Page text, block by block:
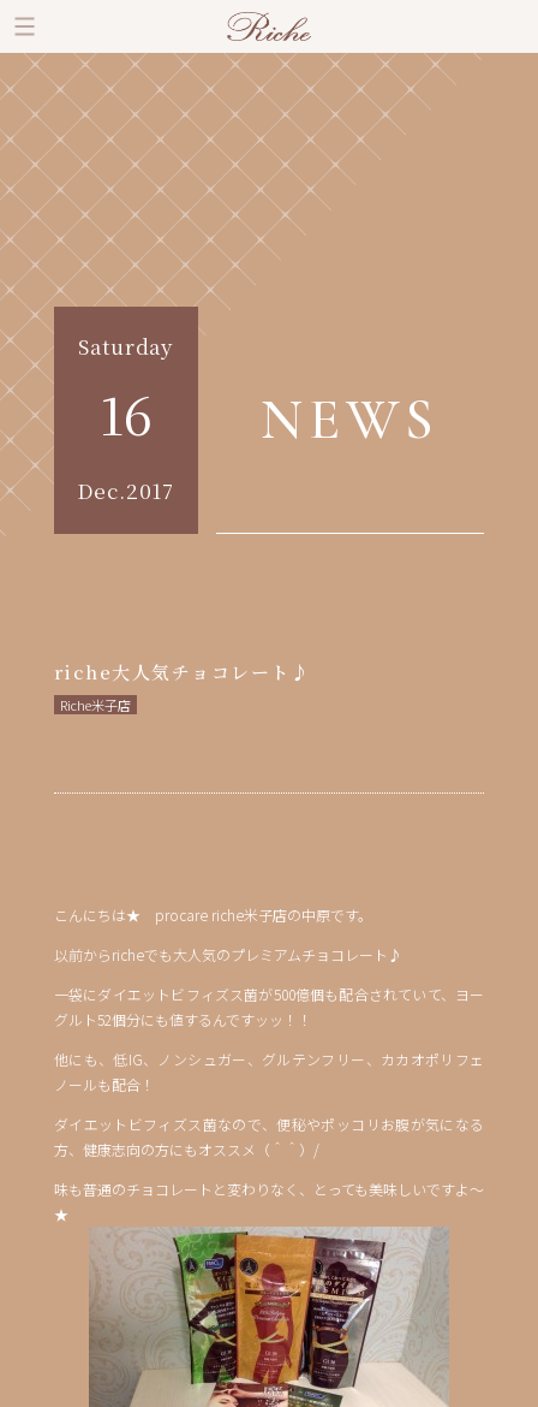
Saturday
16
Dec.2017
NEWS
riche大人気チョコレート♪
Riche米子店
こんにちは★ procare riche米子店の中原です。
以前からricheでも大人気のプレミアムチョコレート♪
一袋にダイエットビフィズス菌が500億個も配合されていて、ヨー
グルト52個分にも値するんですッッ！！
他にも、低IG、ノンシュガー、グルテンフリー、カカオポリフェ
ノールも配合！
ダイエットビフィズス菌なので、便秘やポッコリお腹が気になる
方、健康志向の方にもオススメ（＾＾）/
味も普通のチョコレートと変わりなく、とっても美味しいですよ～
★